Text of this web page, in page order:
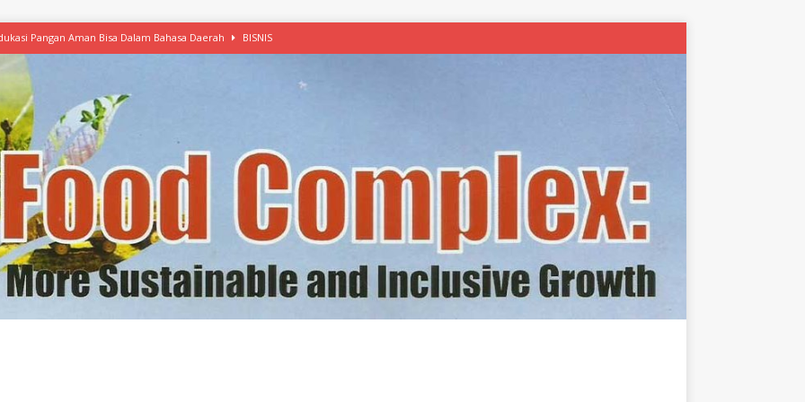
Pangan Aman Bisa Dalam Bahasa Daerah BISNIS
Mulai Ekspansi, IKEA dan MSC Dukung Seafood Berkelanjutan
Free Versi Healthy Choice, Tepung Talas Kimpul Pilihan Menu Sehat
Latih Olah Singkong, KKN Universitas Lampung Kenalkan Sosmocaf
Makanan dengan McCormick, Ciptakan Raksasa Rp1.100 Triliun